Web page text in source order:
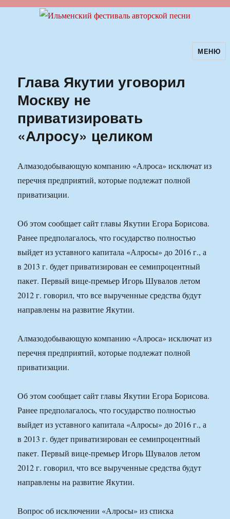
Ильменский фестиваль авторскойМЕНЮ
Глава Якутии уговорил
Москву не
приватизировать
«Алросу» целиком
Алмазодобывающую компанию «Алроса» исключат из
перечня предприятий, которые подлежат полной
приватизации.
Об этом сообщает сайт главы Якутии Егора Борисова.
Ранее предполагалось, что государство полностью
выйдет из уставного капитала «Алросы» до 2016 г., а
в 2013 г. будет приватизирован ее семипроцентный
пакет. Первый вице-премьер Игорь Шувалов летом
2012 г. говорил, что все вырученные средства будут
направлены на развитие Якутии.
Алмазодобывающую компанию «Алроса» исключат из
перечня предприятий, которые подлежат полной
приватизации.
Об этом сообщает сайт главы Якутии Егора Борисова.
Ранее предполагалось, что государство полностью
выйдет из уставного капитала «Алросы» до 2016 г., а
в 2013 г. будет приватизирован ее семипроцентный
пакет. Первый вице-премьер Игорь Шувалов летом
2012 г. говорил, что все вырученные средства будут
направлены на развитие Якутии.
Вопрос об исключении «Алросы» из списка